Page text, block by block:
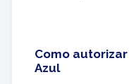
Como
Azul